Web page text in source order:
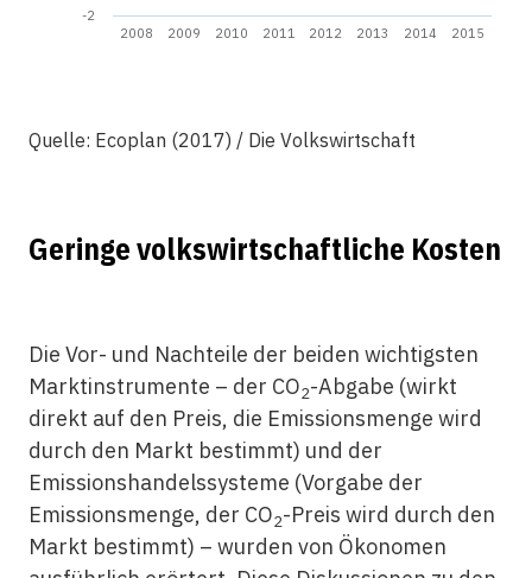
2008 2009 2010 2011 2012 2013 2014 2015
-2
Quelle: Ecoplan (2017) / Die Volkswirtschaft
Geringe volkswirtschaftliche Kosten
Die Vor- und Nachteile der beiden wichtigsten
Marktinstrumente – der CO2-Abgabe (wirkt
direkt auf den Preis, die Emissionsmenge wird
durch den Markt bestimmt) und der
Emissionshandelssysteme (Vorgabe der
Emissionsmenge, der CO2-Preis wird durch den
Markt bestimmt) – wurden von Ökonomen